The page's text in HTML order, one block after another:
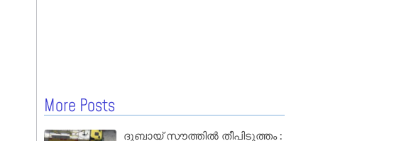
More Posts
ദുബായ് സൗത്തിൽ തീപിടുത്തം :